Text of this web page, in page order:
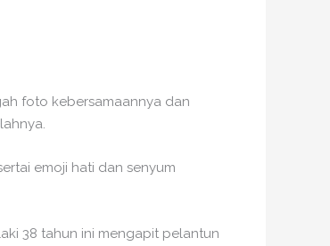
foto kebersamaannya dan
emoji hati dan senyum
38 tahun ini mengapit pelantun